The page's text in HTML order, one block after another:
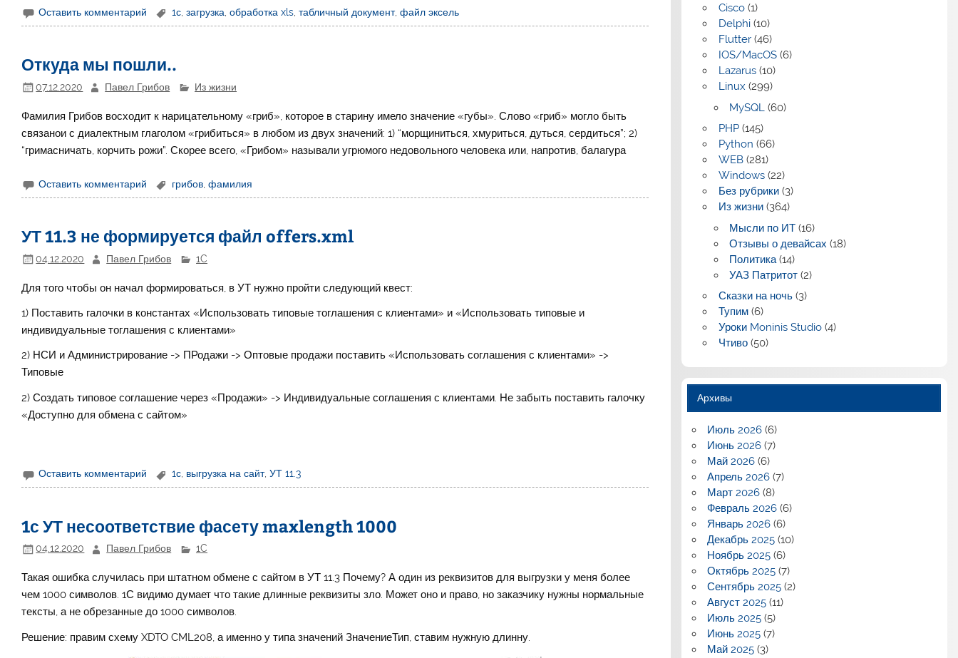
Оставить комментарий 1с ,загрузка ,обработка xls ,табличный документ,файл эксель
Откуда мы пошли..
07.12.2020 Павел Грибов Из жизни
Фамилия Грибов восходит к нарицательному «гриб», которое в старину имело значение «губы». Слово «гриб» могло быть
связанои с диалектным глаголом «грибиться» в любом из двух значений: 1) “морщиниться, хмуриться, дуться, сердиться”; 2)
“гримасничать, корчить рожи”. Скорее всего, «Грибом» называли угрюмого недовольного человека или, напротив, балагура
Оставить комментарий грибов ,фамилия
УТ 11.3 не формируется файл offers.xml
04.12.2020 Павел Грибов 1C
Для того чтобы он начал формироваться, в УТ нужно пройти следующий квест:
1) Поставить галочки в константах «Использовать типовые тоглашения с клиентами» и «Использовать типовые и
индивидуальные тоглашения с клиентами»
2) НСИ и Администрирование -> ПРодажи -> Оптовые продажи поставить «Использовать соглашения с клиентами» ->
Типовые
2) Создать типовое соглашение через «Продажи» -> Индивидуальные соглашения с клиентами. Не забыть поставить галочку
«Доступно для обмена с сайтом»
Оставить комментарий 1с, выгрузка на сайт,УТ 11.3
1с УТ несоответствие фасету maxlength 1000
04.12.2020 Павел Грибов 1C
Такая ошибка случилась при штатном обмене с сайтом в УТ 11.3 Почему? А один из реквизитов для выгрузки у меня более
чем 1000 символов. 1С видимо думает что такие длинные реквизиты зло. Может оно и право, но заказчику нужны нормальные
тексты, а не обрезанные до 1000 символов.
Решение: правим схему XDTO CML208, а именно у типа значений ЗначениеТип, ставим нужную длинну.
Cisco(1)
Delphi(10)
Flutter(46)
IOS/MacOS(6)
Lazarus(10)
Linux (299)
MySQL(60)
PHP(145)
Python (66)
WEB(281)
Windows(22)
Без рубрики(3)
Из жизни(364)
Мысли по ИТ(16)
Отзывы о девайсах (18)
Политика(14)
УАЗ Патритот(2)
Сказки на ночь(3)
Тупим(6)
Уроки Moninis Studio(4)
Чтиво(50)
Архивы
Июль 2026 (6)
Июнь 2026 (7)
Май 2026 (6)
Апрель 2026 (7)
Март 2026 (8)
Февраль 2026 (6)
Январь 2026 (6)
Декабрь 2025 (10)
Ноябрь 2025 (6)
Октябрь 2025 (7)
Сентябрь 2025 (2)
Август 2025 (11)
Июль 2025 (5)
Июнь 2025 (7)
Май 2025 (3)